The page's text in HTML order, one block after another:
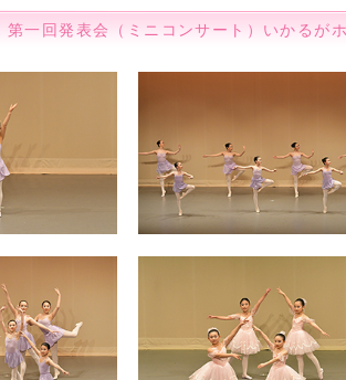
第一回発表会（ミニコンサート）いかるが